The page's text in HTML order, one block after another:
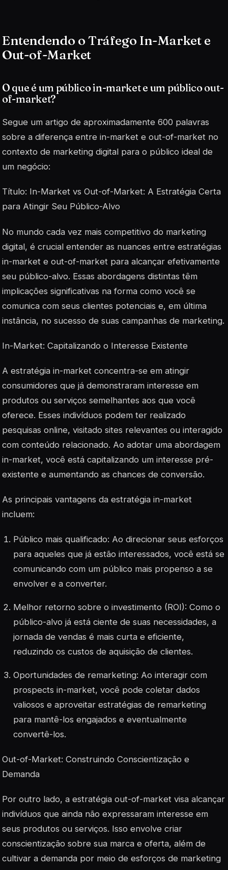
Entendendo o Tráfego In-Market e
Out-of-Market
O que é um público in-market e um público out-
of-market?
Segue um artigo de aproximadamente 600 palavras
sobre a diferença entre in-market e out-of-market no
contexto de marketing digital para o público ideal de
um negócio:
Título: In-Market vs Out-of-Market: A Estratégia Certa
para Atingir Seu Público-Alvo
No mundo cada vez mais competitivo do marketing
digital, é crucial entender as nuances entre estratégias
in-market e out-of-market para alcançar efetivamente
seu público-alvo. Essas abordagens distintas têm
implicações significativas na forma como você se
comunica com seus clientes potenciais e, em última
instância, no sucesso de suas campanhas de marketing.
In-Market: Capitalizando o Interesse Existente
A estratégia in-market concentra-se em atingir
consumidores que já demonstraram interesse em
produtos ou serviços semelhantes aos que você
oferece. Esses indivíduos podem ter realizado
pesquisas online, visitado sites relevantes ou interagido
com conteúdo relacionado. Ao adotar uma abordagem
in-market, você está capitalizando um interesse pré-
existente e aumentando as chances de conversão.
As principais vantagens da estratégia in-market
incluem:
Público mais qualificado: Ao direcionar seus esforços
para aqueles que já estão interessados, você está se
comunicando com um público mais propenso a se
envolver e a converter.
Melhor retorno sobre o investimento (ROI): Como o
público-alvo já está ciente de suas necessidades, a
jornada de vendas é mais curta e eficiente,
reduzindo os custos de aquisição de clientes.
Oportunidades de remarketing: Ao interagir com
prospects in-market, você pode coletar dados
valiosos e aproveitar estratégias de remarketing
para mantê-los engajados e eventualmente
convertê-los.
Out-of-Market: Construindo Conscientização e
Demanda
Por outro lado, a estratégia out-of-market visa alcançar
indivíduos que ainda não expressaram interesse em
seus produtos ou serviços. Isso envolve criar
conscientização sobre sua marca e oferta, além de
cultivar a demanda por meio de esforços de marketing